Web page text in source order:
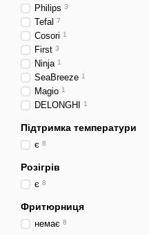
Philips 3
Tefal 7
Cosori 1
First 3
Ninja 1
SeaBreeze 1
Magio 1
DELONGHI 1
Підтримка температури
є 8
Розігрів
є 8
Фритюрниця
немає 8